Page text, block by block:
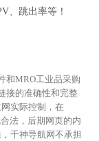
、跳出率等！
和MRO工业品采购
接的准确性和完整
实际控制，在
法，后期网页的内
千神导航网不承担